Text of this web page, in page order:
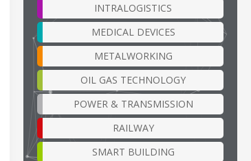
INTRALOGISTICS
MEDICAL DEVICES
METALWORKING
OIL GAS TECHNOLOGY
POWER & TRANSMISSION
RAILWAY
SMART BUILDING